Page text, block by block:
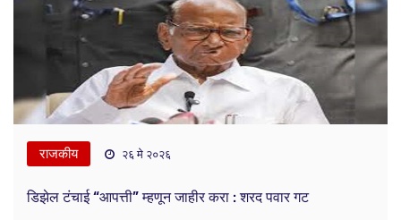
राजकीय २६ मे २०२६
डिझेल टंचाई “आपत्ती” म्हणून जाहीर करा : शरद पवार गट